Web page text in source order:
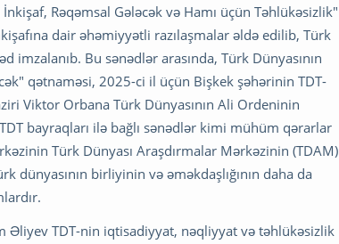
Rəqəmsal Gələcək və Hamı üçün Təhlükəsizlik"
dair əhəmiyyətli razılaşmalar əldə edilib, Türk
imzalanıb. Bu sənədlər arasında, Türk Dünyasının
qətnaməsi, 2025-ci il üçün Bişkek şəhərinin TDT-
Viktor Orbana Türk Dünyasının Ali Ordeninin
bayraqları ilə bağlı sənədlər kimi mühüm qərarlar
Türk Dünyası Araşdırmalar Mərkəzinin (TDAM)
dünyasının birliyinin və əməkdaşlığının daha da
Əliyev TDT-nin iqtisadiyyat, nəqliyyat və təhlükəsizlik